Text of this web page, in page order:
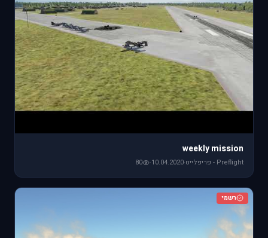
weekly mission
Preflight - פריפלייט ·
10.04.2020
·
80
רשמי